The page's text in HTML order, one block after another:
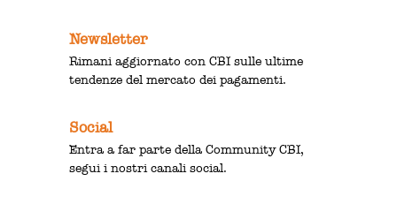
Newsletter
Rimani aggiornato con CBI sulle ultime
tendenze del mercato dei pagamenti.
Social
Entra a far parte della Community CBI,
segui i nostri canali social.